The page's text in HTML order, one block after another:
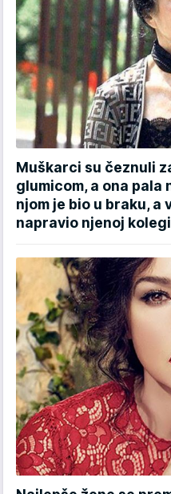
Muškarci su čeznuli
glumicom, a ona pala
njom je bio u braku, a
napravio njenoj